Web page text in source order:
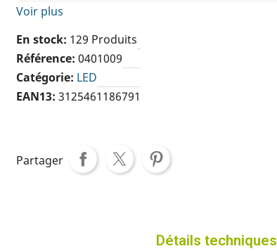
Voir plus
En stock 129 Produits
Référence 0401009
Catégorie LED
EAN13 3125461186791
Partager
Détails techniques